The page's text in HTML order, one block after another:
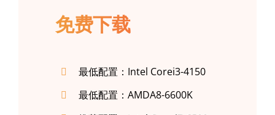
免费下载
最低配置：Intel Corei3-4150
最低配置：AMDA8-6600K